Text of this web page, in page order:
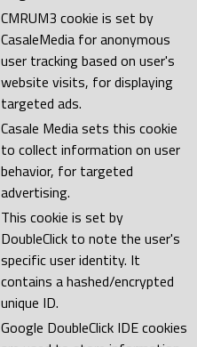
CMRUM3 cookie is set by
CasaleMedia for anonymous
user tracking based on user's
website visits, for displaying
targeted ads.
Casale Media sets this cookie
to collect information on user
behavior, for targeted
advertising.
This cookie is set by
DoubleClick to note the user's
specific user identity. It
contains a hashed/encrypted
unique ID.
Google DoubleClick IDE cookies